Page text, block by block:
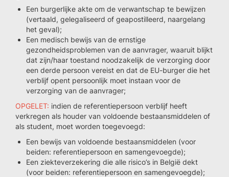
Een burgerlijke akte om de verwantschap te bewijzen
(vertaald, gelegaliseerd of geapostilleerd, naargelang
het geval);
Een medisch bewijs van de ernstige
gezondheidsproblemen van de aanvrager, waaruit blijkt
dat zijn/haar toestand noodzakelijk de verzorging door
een derde persoon vereist en dat de EU-burger die het
verblijf opent persoonlijk moet instaan voor de
verzorging van de aanvrager;
OPGELET: indien de referentiepersoon verblijf heeft
verkregen als houder van voldoende bestaansmiddelen of
als student, moet worden toegevoegd:
Een bewijs van voldoende bestaansmiddelen (voor
beiden: referentiepersoon en samengevoegde);
Een ziekteverzekering die alle risico’s in België dekt
(voor beiden: referentiepersoon en samengevoegde);